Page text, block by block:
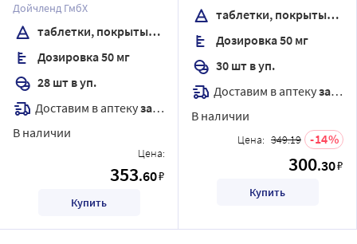
Дойчленд ГмбХ
таблетки, покрытые пленочной оболочкой
Дозировка 50 мг
28 шт в уп.
Доставим в аптекузавтра
В наличии
Цена:
353.60₽
Купить
таблетки, покрытые пленочной оболочкой
Дозировка 50 мг
30 шт в уп.
Доставим в аптекузавтра
В наличии
Цена: 349.19 14
300.30₽
Купить